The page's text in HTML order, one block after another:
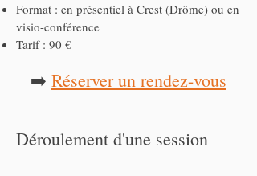
Format : en présentiel à Crest (Drôme) ou en
visio-conférence
Tarif : 90 €
➡️ Réserver un rendez-vous
Déroulement d'une session